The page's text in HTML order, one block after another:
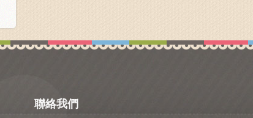
聯絡我們